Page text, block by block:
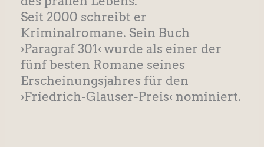
Seit 2000 schreibt er
Kriminalromane. Sein Buch
›Paragraf 301‹ wurde als einer der
fünf besten Romane seines
Erscheinungsjahres für den
›Friedrich-Glauser-Preis‹ nominiert.